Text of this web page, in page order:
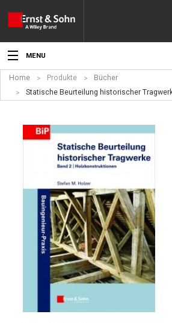
MENU
Aktuelles
Angebote
Fachgebiete
Produkte
Werben
Service
Für Autor:innen
Home Produkte
Bücher
Statische Beurteilung historischer